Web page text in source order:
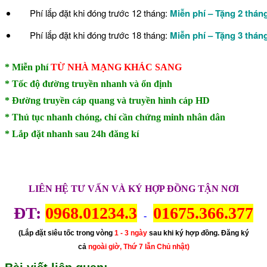
Phí lắp đặt khi đóng trước 12 tháng: Miễn phí – Tặng 2
Phí lắp đặt khi đóng trước 18 tháng: Miễn phí – Tặng 3
* Miễn phíTỪ NHÀ MẠNG KHÁC SANG
* Tốc độ đường truyền nhanh và ổn định
* Đường truyền cáp quang và truyền hình cáp HD
* Thủ tục nhanh chóng, chỉ cần chứng minh nhân dân
* Lắp đặt nhanh sau 24h đăng kí
LIÊN HỆ TƯ VẤN VÀ KÝ HỢP ĐỒNG TẬN NƠI
ĐT: 0968.01234.3 - 01675.366.377
(Lắp đặt siêu tốc trong vòng 1 - 3 ngày sau khi ký hợp đồng. Đăng ký
cả ngoài giờ, Thứ 7 lẫn Chủ nhật)